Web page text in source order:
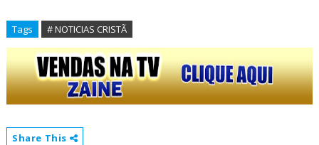
Tags # NOTICIAS CRISTÃ
Share This